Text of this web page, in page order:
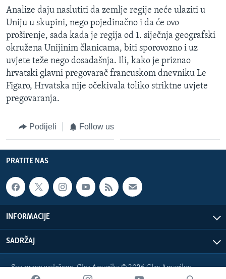
Analize daju naslutiti da zemlje regije neće ulaziti u
Uniju u skupini, nego pojedinačno i da će ovo
proširenje, sada kada je regija od 1. siječnja geografski
okružena Unijinim članicama, biti sporovozno i uz
uvjete teže nego dosadašnja. Ili, kako je priznao
hrvatski glavni pregovarač francuskom dnevniku Le
Figaro, Hrvatska nije očekivala toliko striktne uvjete
pregovaranja.
Podijeli Follow us
PRATITE NAS
INFORMACIJE
SADRŽAJ
Sva prava zadržana. Glas Amerike © 2026 Glas Amerike: